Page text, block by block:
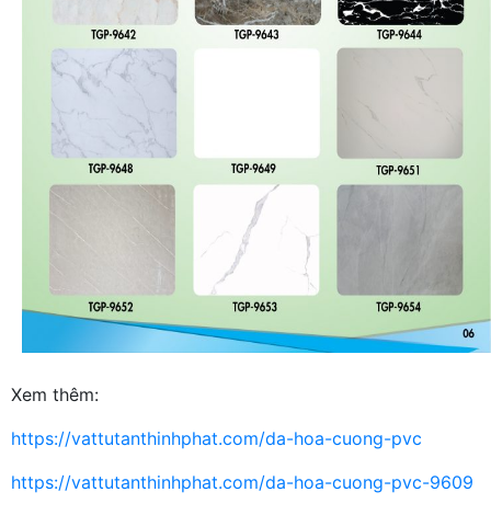
Xem thêm:
https://vattutanthinhphat.com/da-hoa-cuong-pvc
https://vattutanthinhphat.com/da-hoa-cuong-pvc-9609